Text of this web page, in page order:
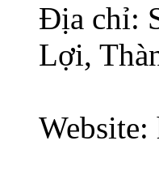
Địa chỉ:
Lợi,